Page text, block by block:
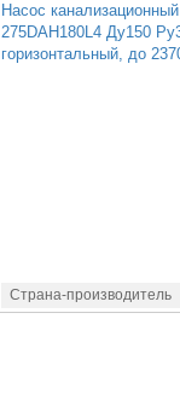
Насос
275DAH180L4 Ду150
горизонтальный, до
Страна-производитель